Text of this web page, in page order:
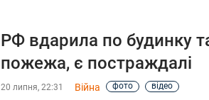
РФ вдарила по будинку
пожежа, є постраждалі
20 липня, 22:31 Війна фото відео